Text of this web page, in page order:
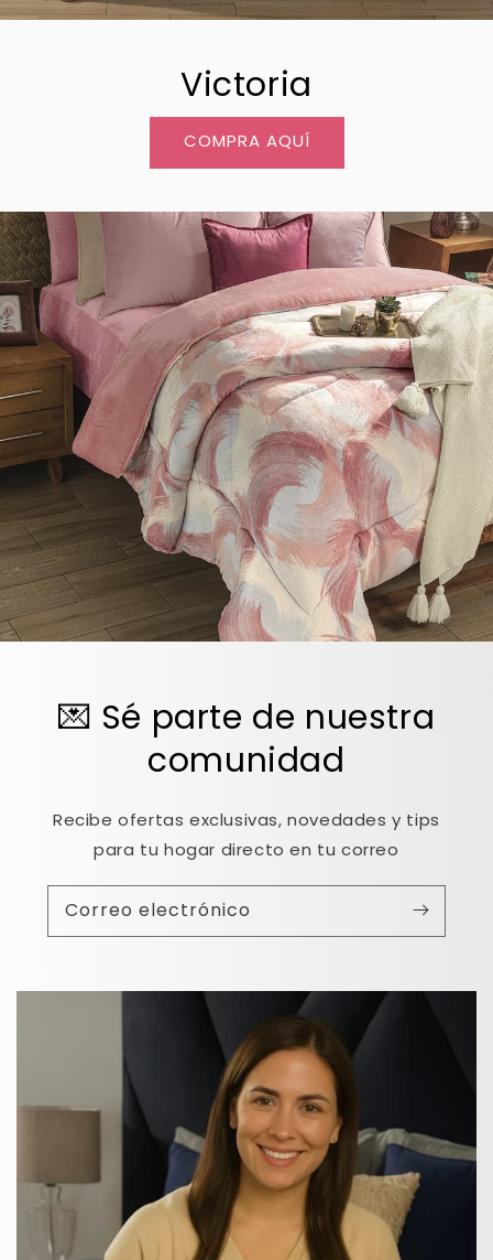
Victoria
COMPRA AQUÍ
💌 Sé parte de nuestra
comunidad
Recibe ofertas exclusivas, novedades y tips
para tu hogar directo en tu correo
Correo electrónico